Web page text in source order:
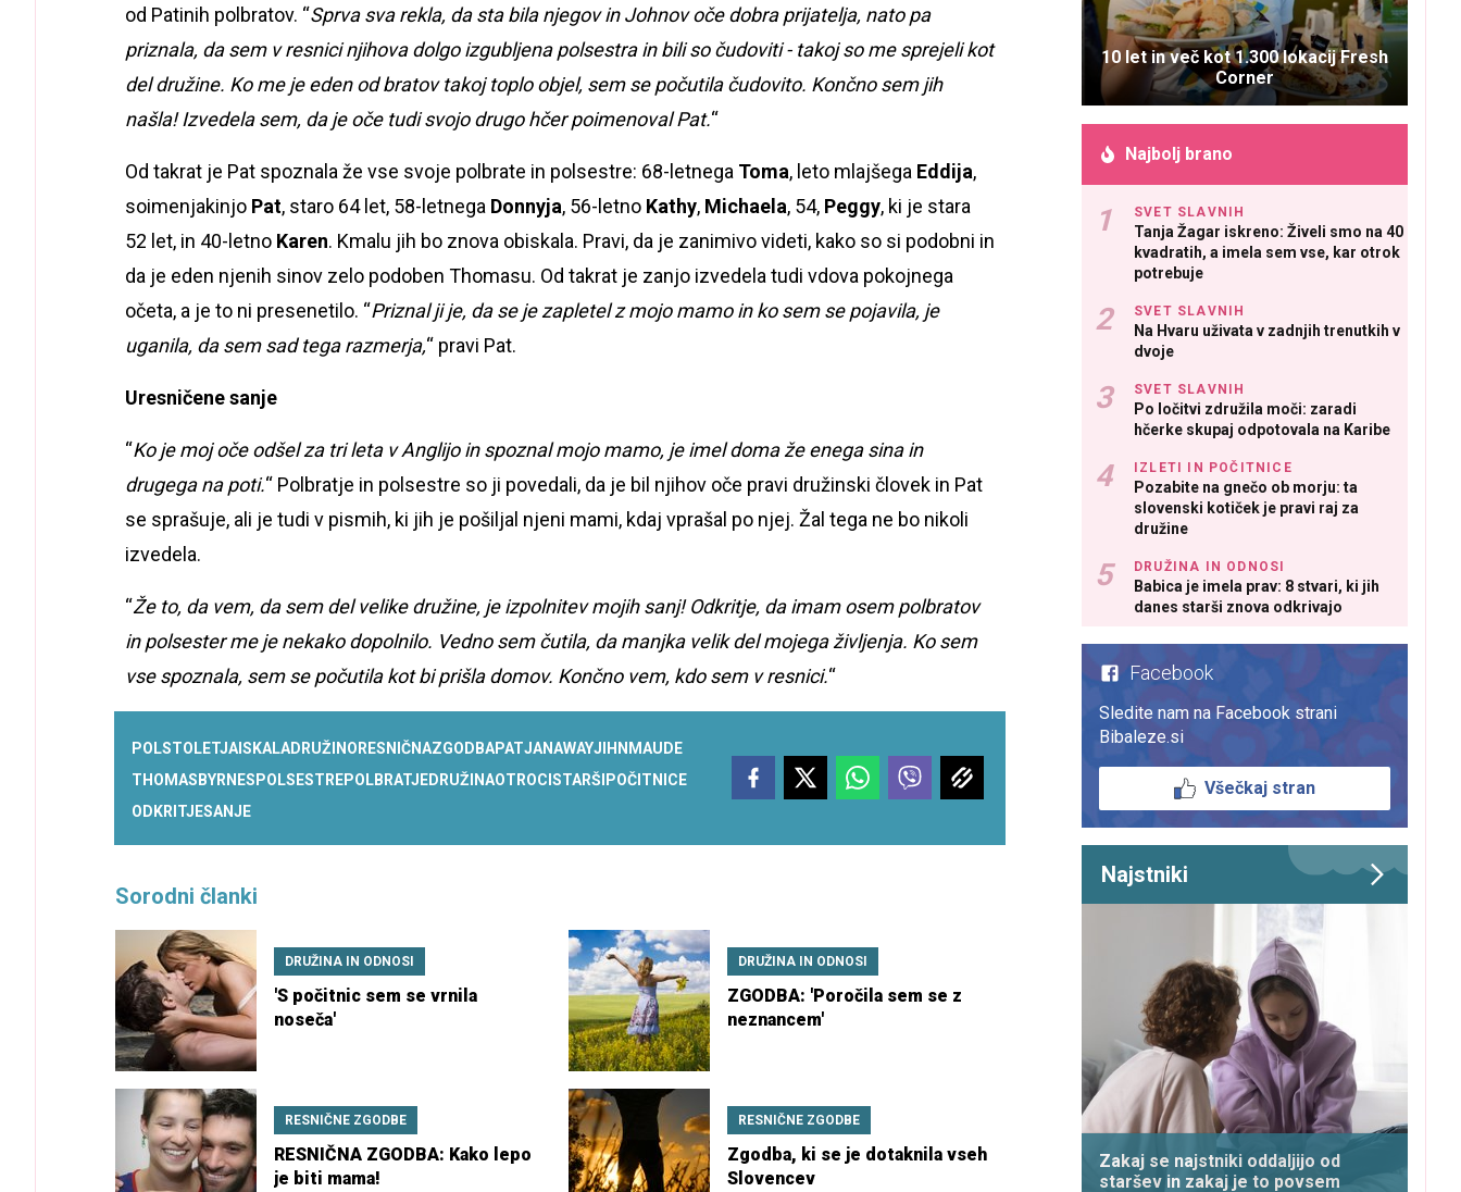
od Patinih polbratov. “Sprva sva rekla, da sta bila njegov in Johnov oče dobra prijatelja, nato pa
priznala, da sem v resnici njihova dolgo izgubljena polsestra in bili so čudoviti - takoj so me sprejeli kot
del družine. Ko me je eden od bratov takoj toplo objel, sem se počutila čudovito. Končno sem jih
našla! Izvedela sem, da je oče tudi svojo drugo hčer poimenoval Pat.“
Od takrat je Pat spoznala že vse svoje polbrate in polsestre: 68-letnega Toma, leto mlajšega Eddija,
soimenjakinjo Pat, staro 64 let, 58-letnega Donnyja, 56-letno Kathy, Michaela, 54, Peggy, ki je stara
52 let, in 40-letno Karen. Kmalu jih bo znova obiskala. Pravi, da je zanimivo videti, kako so si podobni in
da je eden njenih sinov zelo podoben Thomasu. Od takrat je zanjo izvedela tudi vdova pokojnega
očeta, a je to ni presenetilo. “Priznal ji je, da se je zapletel z mojo mamo in ko sem se pojavila, je
uganila, da sem sad tega razmerja,“ pravi Pat.
Uresničene sanje
“Ko je moj oče odšel za tri leta v Anglijo in spoznal mojo mamo, je imel doma že enega sina in
drugega na poti.“ Polbratje in polsestre so ji povedali, da je bil njihov oče pravi družinski človek in Pat
se sprašuje, ali je tudi v pismih, ki jih je pošiljal njeni mami, kdaj vprašal po njej. Žal tega ne bo nikoli
izvedela.
“Že to, da vem, da sem del velike družine, je izpolnitev mojih sanj! Odkritje, da imam osem polbratov
in polsester me je nekako dopolnilo. Vedno sem čutila, da manjka velik del mojega življenja. Ko sem
vse spoznala, sem se počutila kot bi prišla domov. Končno vem, kdo sem v resnici.“
POLSTOLETJA ISKALADRUŽINO RESNIČNAZGODBAPATJANAWAYJIHN MAUDE
THOMAS BYRNES POLSESTREPOLBRATJEDRUŽINAOTROCI STARŠI POČITNICE
ODKRITJESANJE
Sorodni članki
DRUŽINA IN ODNOSI
'S počitnic sem se vrnila
noseča'
DRUŽINA IN ODNOSI
ZGODBA: 'Poročila sem se z
neznancem'
RESNIČNE ZGODBE
RESNIČNA ZGODBA: Kako lepo
je biti mama!
RESNIČNE ZGODBE
Zgodba, ki se je dotaknila vseh
Slovencev
10 let in več kot 1.300 lokacij Fresh
Corner
Najbolj brano
SVET SLAVNIH
Tanja Žagar iskreno: Živeli smo na 40
kvadratih, a imela sem vse, kar otrok
potrebuje
SVET SLAVNIH
Na Hvaru uživata v zadnjih trenutkih v
dvoje
SVET SLAVNIH
Po ločitvi združila moči: zaradi
hčerke skupaj odpotovala na Karibe
IZLETI IN POČITNICE
Pozabite na gnečo ob morju: ta
slovenski kotiček je pravi raj za
družine
DRUŽINA IN ODNOSI
Babica je imela prav: 8 stvari, ki jih
danes starši znova odkrivajo
Facebook
Sledite nam na Facebook strani
Bibaleze.si
Všečkaj stran
Najstniki
Zakaj se najstniki oddaljijo od
staršev in zakaj je to povsem